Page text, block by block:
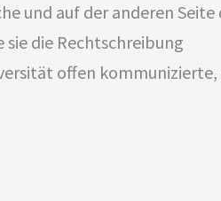
und auf der anderen Seite
die Rechtschreibung
offen